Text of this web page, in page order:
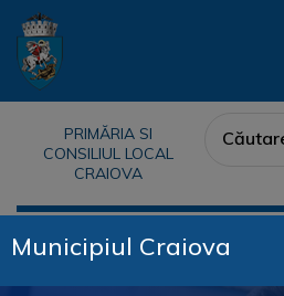
PRIMĂRIA SI
CONSILIUL LOCAL
CRAIOVA